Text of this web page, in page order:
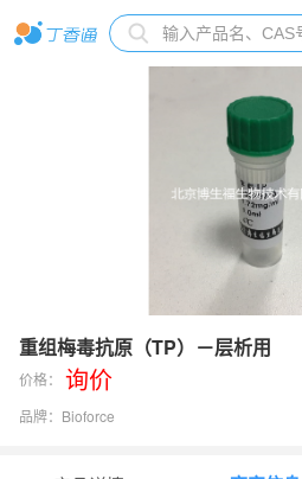
重组梅毒抗原（TP）－层析用
价格： 询价
品牌： Bioforce